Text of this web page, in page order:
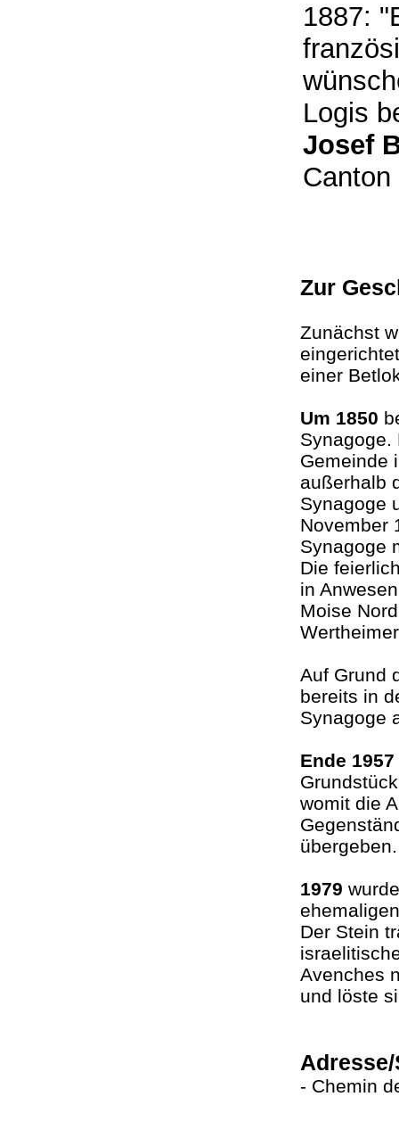
1887:
Logis
Josef
Zur
Zunächst
einer
Um 1850
Synagoge.
Gemeinde
außerhalb
Synagoge
November
Synagoge
Die
in
Moise
Auf Grund
bereits in
Ende 1957
womit die
1979
Der Stein
Avenches
und löste
- Chemin